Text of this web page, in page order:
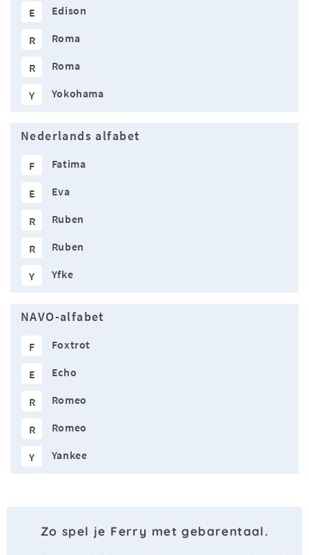
E Edison
R Roma
R Roma
Y Yokohama
Nederlands alfabet
F Fatima
E Eva
R Ruben
R Ruben
Y Yfke
NAVO-alfabet
F Foxtrot
E Echo
R Romeo
R Romeo
Y Yankee
Zo spel je Ferry met gebarentaal.